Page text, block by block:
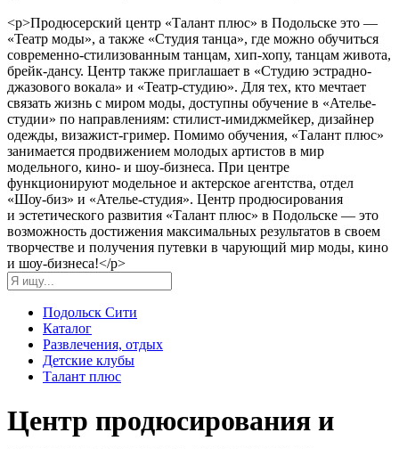
<p>Продюсерский центр «Талант плюс» в Подольске это —
«Театр моды», а также «Студия танца», где можно обучиться
современно-стилизованным танцам, хип-хопу, танцам живота,
брейк-дансу. Центр также приглашает в «Студию эстрадно-
джазового вокала» и «Театр-студию». Для тех, кто мечтает
связать жизнь с миром моды, доступны обучение в «Ателье-
студии» по направлениям: стилист-имиджмейкер, дизайнер
одежды, визажист-гример. Помимо обучения, «Талант плюс»
занимается продвижением молодых артистов в мир
модельного, кино- и шоу-бизнеса. При центре
функционируют модельное и актерское агентства, отдел
«Шоу-биз» и «Ателье-студия». Центр продюсирования
и эстетического развития «Талант плюс» в Подольске — это
возможность достижения максимальных результатов в своем
творчестве и получения путевки в чарующий мир моды, кино
и шоу-бизнеса!</p>
Подольск Сити
Каталог
Развлечения, отдых
Детские клубы
Талант плюс
Центр продюсирования и